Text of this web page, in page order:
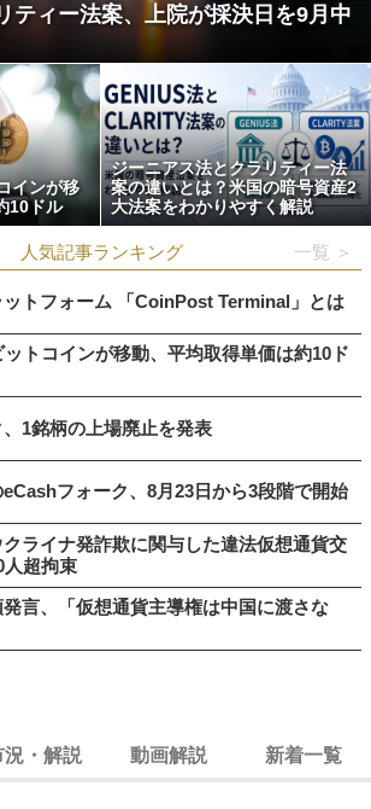
ティー法案、上院が採決日を9月中
インが移
10ドル
ジーニアス法とクラリティー法
案の違いとは？米国の暗号資産2
大法案をわかりやすく解説
人気記事ランキング 一覧 ＞
トフォーム 「CoinPost Terminal」とは
トコインが移動、平均取得単価は約10ド
1銘柄の上場廃止を発表
フォーク、8月23日から3段階で開始
ライナ発詐欺に関与した違法仮想通貨交
超拘束
発言、「仮想通貨主導権は中国に渡さな
況・解説 動画解説 新着一覧